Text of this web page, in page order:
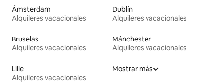
Ámsterdam
Alquileres vacacionales
Dublín
Alquileres vacacionales
Bruselas
Alquileres vacacionales
Mánchester
Alquileres vacacionales
Lille
Alquileres vacacionales
Mostrar más